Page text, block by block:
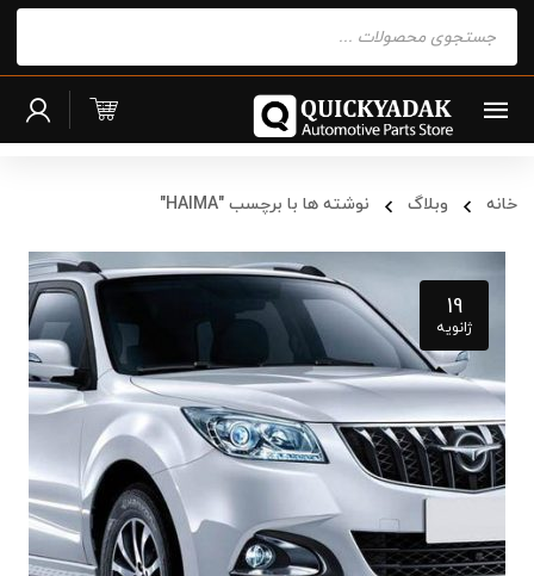
search
خانه وبلاگ نوشته ها با برچسب "HAIMA"
19
ژانویه